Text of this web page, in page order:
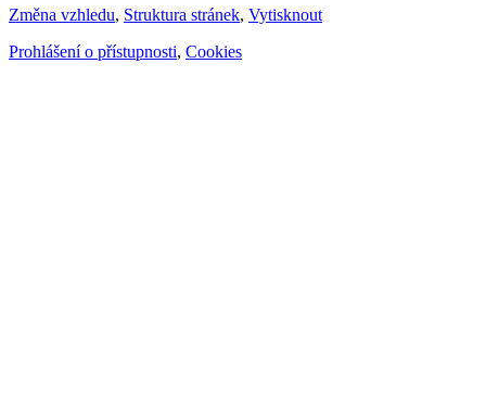
Změna vzhledu, Struktura stránek, Vytisknout
Prohlášení o přístupnosti, Cookies